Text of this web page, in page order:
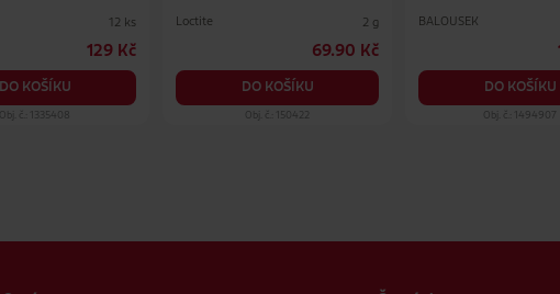
12 ks
129 Kč
DO KOŠÍKU
Obj. č.: 1335408
Flex
Loctite 2 g
69.90 Kč
DO KOŠÍKU
Obj. č.: 150422
BALOUSEK
DO KOŠÍKU
Obj. č.: 1494907